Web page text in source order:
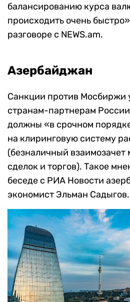
балансированию курса
происходить очень
разговоре с NEWS.am.
Азербайджан
Санкции против Мосбиржи
странам-партнерам
должны «в срочном
на клиринговую систему
(безналичный
сделок и торгов). Такое
беседе с РИА Новости
экономист Эльман Садыгов.